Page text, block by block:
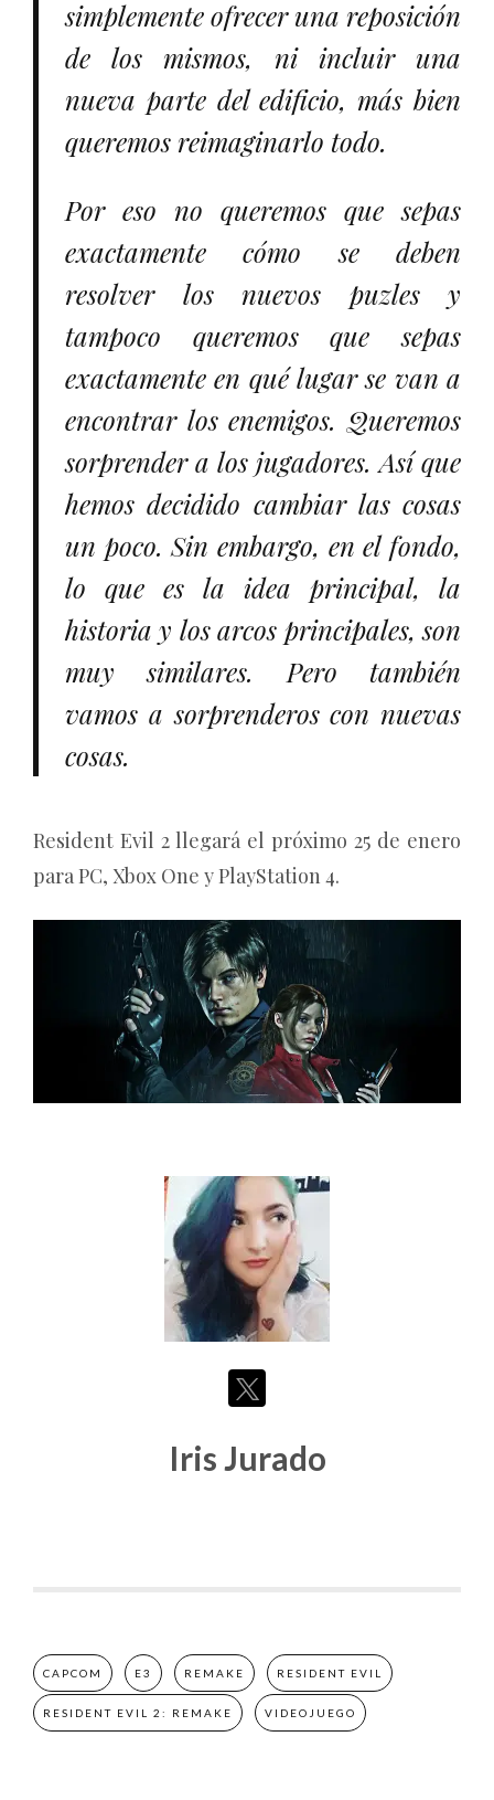
simplemente ofrecer una reposición
de los mismos, ni incluir una
nueva parte del edificio, más bien
queremos reimaginarlo todo.
Por eso no queremos que sepas
exactamente cómo se deben
resolver los nuevos puzles y
tampoco queremos que sepas
exactamente en qué lugar se van a
encontrar los enemigos. Queremos
sorprender a los jugadores. Así que
hemos decidido cambiar las cosas
un poco. Sin embargo, en el fondo,
lo que es la idea principal, la
historia y los arcos principales, son
muy similares. Pero también
vamos a sorprenderos con nuevas
cosas.
Resident Evil 2 llegará el próximo 25 de enero
para PC, Xbox One y PlayStation 4.
Iris Jurado
CAPCOM E3 REMAKE RESIDENT EVIL
RESIDENT EVIL 2: REMAKE VIDEOJUEGO